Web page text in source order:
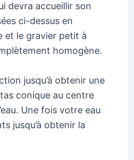
devra accueillir son
ci-dessus en
et le gravier petit à
homogène.
jusqu’à obtenir une
conique au centre
Une fois votre eau
jusqu’à obtenir la